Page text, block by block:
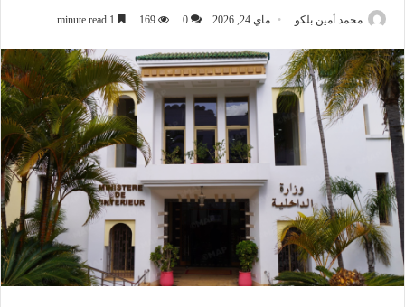
محمد أمين بلكو ماي 24, 2026 0
169